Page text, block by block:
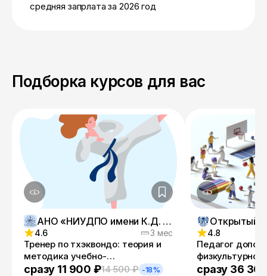
средняя запрлата за 2026 год
Подборка курсов для вас
АНО «НИУДПО имени К.Д. Ушинского»
4.6 3 мес
Тренер по тхэквондо: теория и
методика учебно-
тренировочного процесса
сразу 11 900 ₽14 500 ₽ -18%
4.8
Педагог
Инструктор по
сразу 36